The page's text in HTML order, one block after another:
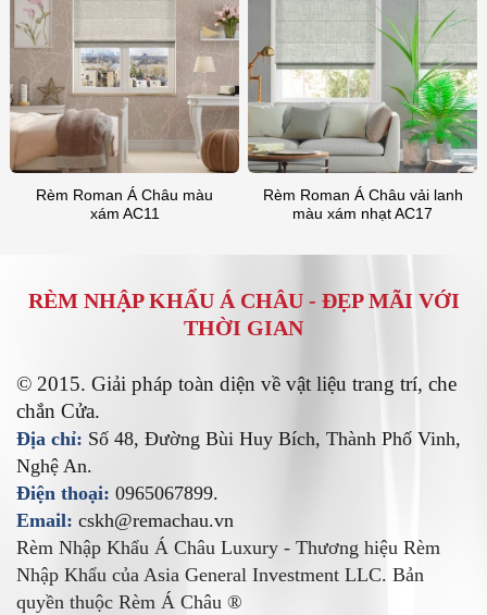
Rèm Roman Á Châu màu
xám AC11
Rèm Roman Á Châu vải lanh
màu xám nhạt AC17
RÈM NHẬP KHẨU Á CHÂU - ĐẸP MÃI VỚI
THỜI GIAN
© 2015. Giải pháp toàn diện về vật liệu trang trí, che
chắn Cửa.
Địa chỉ: Số 48, Đường Bùi Huy Bích, Thành Phố Vinh,
Nghệ An.
Điện thoại: 0965067899.
Email: cskh@remachau.vn
Rèm Nhập Khẩu Á Châu Luxury - Thương hiệu Rèm
Nhập Khẩu của Asia General Investment LLC. Bản
quyền thuộc Rèm Á Châu ®